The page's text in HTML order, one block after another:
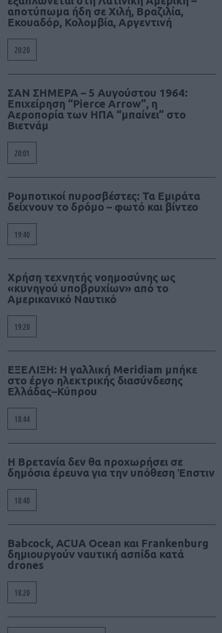
αποτύπωμα ήδη σε Χιλή, Βραζιλία,
Εκουαδόρ, Κολομβία, Αργεντινή
20:20
ΣΑΝ ΣΗΜΕΡΑ – 5 Αυγούστου 1964:
Επιχείρηση “Pierce Arrow”, η
Αεροπορία των ΗΠΑ “μπαίνει” στο
Βιετνάμ
20:01
Ρομποτικοί πυροσβέστες: Τα Εμιράτα
δείχνουν το δρόμο – φωτό και βίντεο
19:40
Χρήση τεχνητής νοημοσύνης ως
«κυνηγού υποβρυχίων» από το
Αμερικανικό Ναυτικό
19:20
ΕΞΕΛΙΞΗ: Η γαλλική Meridiam μπήκε
στο έργο ηλεκτρικής διασύνδεσης
Ελλάδας–Κύπρου
18:44
Η Βρετανία δεν θα προχωρήσει σε
δημόσια έρευνα για την υπόθεση Έπστιν
18:40
Babcock, ACUA Ocean και Frankenburg
δημιουργούν ναυτική ασπίδα κατά
drones
18:20